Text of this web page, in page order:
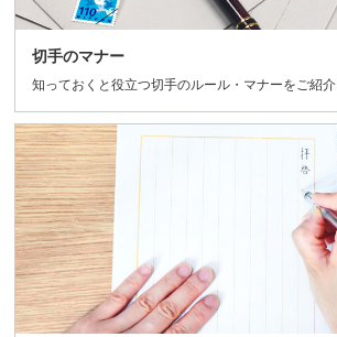
切手のマナー
知っておくと役立つ切手のルール・マナーをご紹介